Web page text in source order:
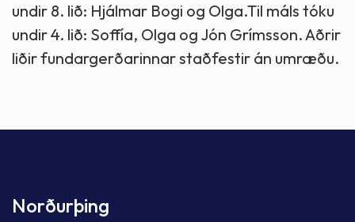
undir 8. lið: Hjálmar Bogi og Olga.Til máls tóku
undir 4. lið: Soffía, Olga og Jón Grímsson. Aðrir
liðir fundargerðarinnar staðfestir án umræðu.
Norðurþing